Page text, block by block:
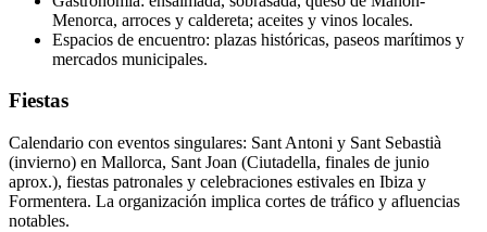
Menorca, arroces y caldereta; aceites y vinos locales.
Espacios de encuentro: plazas históricas, paseos marítimos y
mercados municipales.
Fiestas
Calendario con eventos singulares: Sant Antoni y Sant Sebastià
(invierno) en Mallorca, Sant Joan (Ciutadella, finales de junio
aprox.), fiestas patronales y celebraciones estivales en Ibiza y
Formentera. La organización implica cortes de tráfico y afluencias
notables.